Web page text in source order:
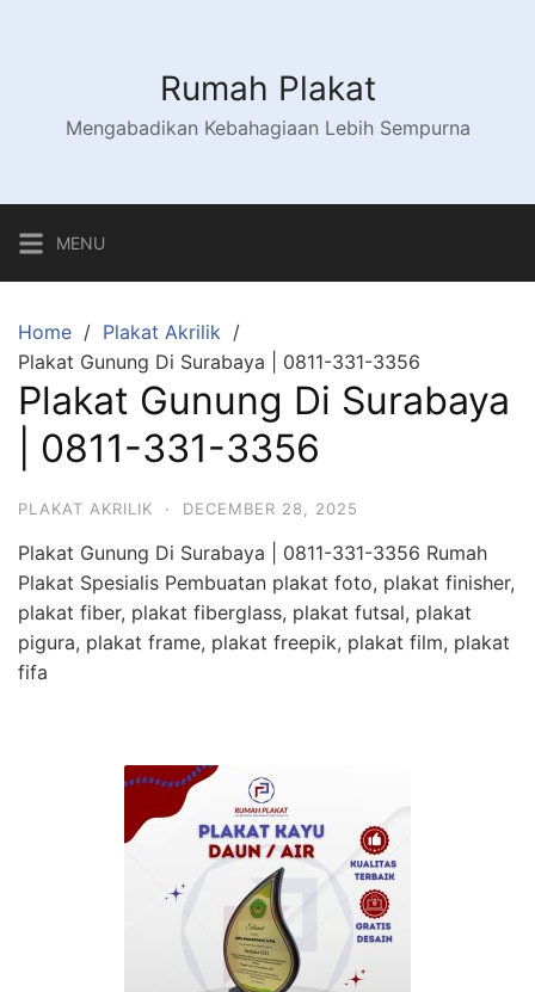
Rumah Plakat
Mengabadikan Kebahagiaan Lebih Sempurna
MENU
Home
Plakat Akrilik
Plakat Gunung Di Surabaya | 0811-331-3356
Plakat Gunung Di Surabaya
| 0811-331-3356
PLAKAT AKRILIK · DECEMBER 28, 2025
Plakat Gunung Di Surabaya | 0811-331-3356 Rumah
Plakat Spesialis Pembuatan plakat foto, plakat finisher,
plakat fiber, plakat fiberglass, plakat futsal, plakat
pigura, plakat frame, plakat freepik, plakat film, plakat
fifa